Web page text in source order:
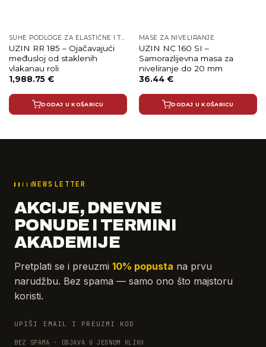
SUHE PODLOGE ZA ELASTIČNE I TEKSTILNE OBLOGE
UZIN RR 185 – Ojačavajući
međusloj od staklenih
vlakanau roli
1,988.75 €
DODAJ U KOŠARICU
MASE ZA NIVELIRANJE
UZIN NC 160 SI –
Samorazlijevna masa za
niveliranje do 20 mm
36.44 €
DODAJ U KOŠARICU
NEWSLETTER
AKCIJE, DNEVNE
PONUDE I TERMINI
AKADEMIJE
Pretplati se i preuzmi 10% popusta na prvu
narudžbu. Bez spama — samo ono što majstoru
koristi.
UPIŠI EMAIL I PREUZMI KOD
BEZ SPAMA · ODJAVA U JEDNOM KLIKU